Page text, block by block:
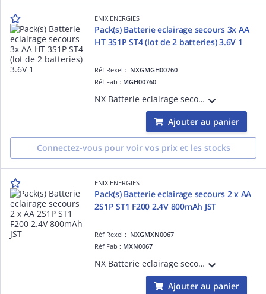
ENIX ENERGIES
Pack(s) Batterie eclairage secours 3x AA
HT 3S1P ST4 (lot de 2 batteries) 3.6V 1
Réf Rexel : NXGMGH00760
Réf Fab : MGH00760
NX Batterie eclairage secours 3x AA HT 3S1P ST4 (lot de 2 batteries) 3.6V 1.1Ah JST vendu par Pack(s)
Ajouter au panier
Connectez-vous pour voir vos prix et les stocks
ENIX ENERGIES
Pack(s) Batterie eclairage secours 2 x AA
2S1P ST1 F200 2.4V 800mAh JST
Réf Rexel : NXGMXN0067
Réf Fab : MXN0067
NX Batterie eclairage secours 2 x AA 2S1P ST1 F200 2.4V 800mAh JST vendu par Pack(s)
Ajouter au panier